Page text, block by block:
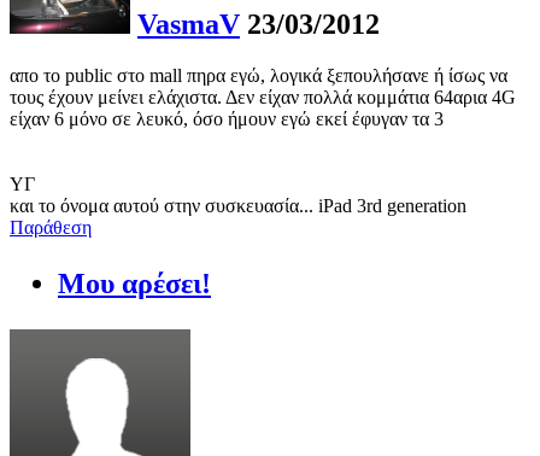
VasmaV 23/03/2012
απο το public στο mall πηρα εγώ, λογικά ξεπουλήσανε ή ίσως να
τους έχουν μείνει ελάχιστα. Δεν είχαν πολλά κομμάτια 64αρια 4G
είχαν 6 μόνο σε λευκό, όσο ήμουν εγώ εκεί έφυγαν τα 3
ΥΓ
και το όνομα αυτού στην συσκευασία... iPad 3rd generation
Παράθεση
Μου αρέσει!